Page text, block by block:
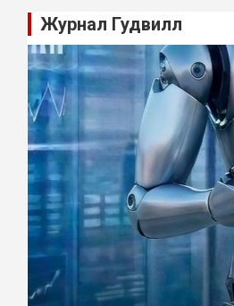
Журнал Гудвилл